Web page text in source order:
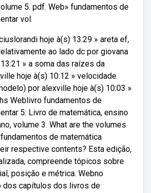
5. pdf. Web» fundamentos de
vol.
hoje à(s) 13:29 » areta ef,
ao lado dc por giovana
» a soma das raízes da
hoje à(s) 10:12 » velocidade
por alexville hoje à(s) 10:03 »
Weblivro fundamentos de
5: Livro de matemática, ensino
volume 3. What are the volumes
de matemática
respective contents? Esta edição,
compreende tópicos sobre
posição e métrica. Webno
dos capítulos dos livros de